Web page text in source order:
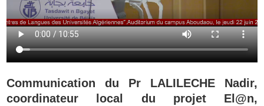
Communication du Pr LALILECHE Nadir,
coordinateur local du projet El@n,